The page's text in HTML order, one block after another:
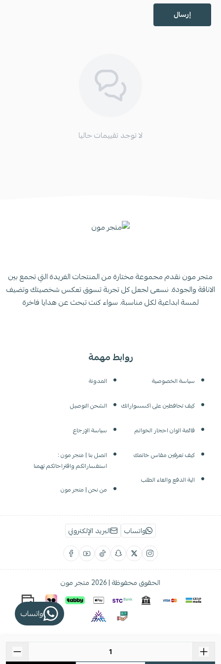
إرسال
لا توجد تقييمات حاليا
روابط مهمة
سياسة الخصوصية
كيف تحافظين على اكسسواراتك
قائمة الوان احجار الخواتم
كيف تعرفين مقاس خاتمك
الية الدفع والغاء الطلب
المدونة
الشحن التوصيل
سياسة الإرجاع
اتصل بنا | متجر مون :
استفساراتكم واقتراحاتكم تهمنا
من نحن | متجر مون
متجر مون نقدم مجموعة مختارة من المنتجات الفريدة التي تجمع بين
الاناقة والجودة. نسعى لجعل كل تجربة تسوق تعكس شخصيتك وتضيف
لمسة ابداعية لكل مناسبة. سواء كنت تبحث عن هدايا فاخرة
واتساب البريد الإلكتروني
الحقوق محفوظة | 2026 متجر مون
واتساب